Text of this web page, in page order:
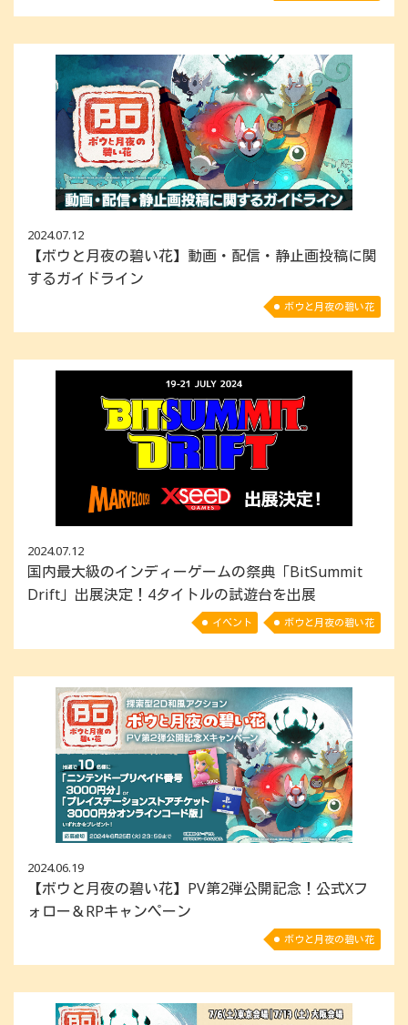
2024.07.12
【ボウと月夜の碧い花】動画・配信・静止画投稿に関
するガイドライン
ボウと月夜の碧い花
2024.07.12
国内最大級のインディーゲームの祭典「BitSummit
Drift」出展決定！4タイトルの試遊台を出展
イベント ボウと月夜の碧い花
2024.06.19
【ボウと月夜の碧い花】PV第2弾公開記念！公式Xフ
ォロー＆RPキャンペーン
ボウと月夜の碧い花